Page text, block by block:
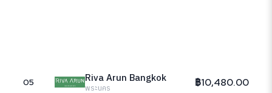
05 Riva Arun Bangkok
พระนคร ฿10,480.00